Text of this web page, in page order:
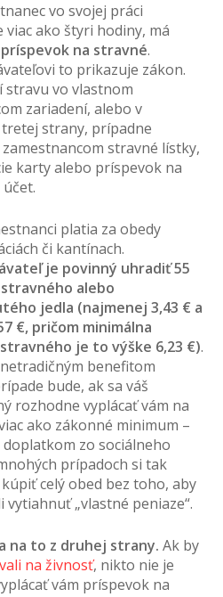
vo svojej práci
viac ako štyri hodiny, má
príspevok na stravné.
to prikazuje zákon.
stravu vo vlastnom
zariadení, alebo v
strany, prípadne
stravné lístky,
karty alebo príspevok na
platia za obedy
či kantínach.
je povinný uhradiť 55
alebo
jedla (najmenej 3,43 € a
€, pričom minimálna
je to výške 6,23 €).
benefitom
bude, ak sa váš
rozhodne vyplácať vám na
ako zákonné minimum –
zo sociálneho
prípadoch si tak
celý obed bez toho, aby
vytiahnuť „vlastné peniaze“.
na to z druhej strany. Ak by
na živnosť, nikto nie je
vám príspevok na